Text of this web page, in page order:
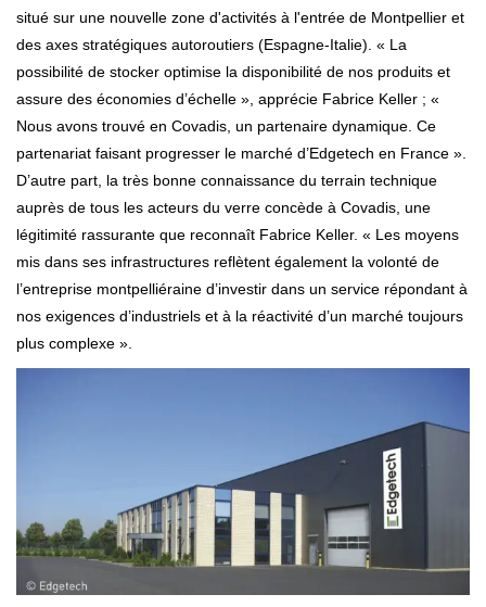
situé sur une nouvelle zone d'activités à l'entrée de Montpellier et
des axes stratégiques autoroutiers (Espagne-Italie). « La
possibilité de stocker optimise la disponibilité de nos produits et
assure des économies d’échelle », apprécie Fabrice Keller ; «
Nous avons trouvé en Covadis, un partenaire dynamique. Ce
partenariat faisant progresser le marché d’Edgetech en France ».
D’autre part, la très bonne connaissance du terrain technique
auprès de tous les acteurs du verre concède à Covadis, une
légitimité rassurante que reconnaît Fabrice Keller. « Les moyens
mis dans ses infrastructures reflètent également la volonté de
l’entreprise montpelliéraine d’investir dans un service répondant à
nos exigences d’industriels et à la réactivité d’un marché toujours
plus complexe ».